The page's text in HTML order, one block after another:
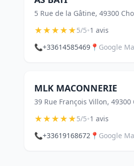
5 Rue de la Gâtine, 49300
★★★★★5/5•1 avis
📞+33614585469 📍 Google
MLK MACONNERIE
39 Rue François Villon, 49300
★★★★★5/5•1 avis
📞+33619168672 📍 Google